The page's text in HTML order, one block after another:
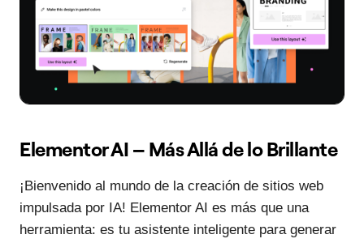
Elementor AI – Más Allá de lo Brillante
¡Bienvenido al mundo de la creación de sitios web
impulsada por IA! Elementor AI es más que una
herramienta: es tu asistente inteligente para generar